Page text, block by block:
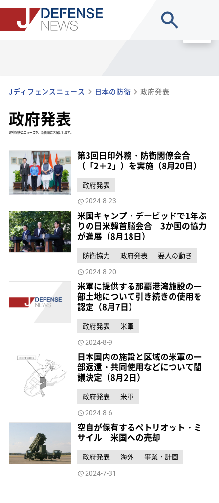
Jディフェンスニュース 日本の防衛 政府発表
政府発表
政府発表のニュースを、新着順にお届けします。
第3回日印外務・防衛閣僚会合
（「2＋2」）を実施（8月20日）
政府発表
2024-8-23
米国キャンプ・デービッドで1年ぶ
りの日米韓首脳会合 3か国の協力
が進展（8月18日）
防衛協力 政府発表 要人の動き
2024-8-20
米軍に提供する那覇港湾施設の一
部土地について引き続きの使用を
認定（8月7日）
政府発表 米軍
2024-8-9
日本国内の施設と区域の米軍の一
部返還・共同使用などについて閣
議決定（8月2日）
政府発表 米軍
2024-8-6
空自が保有するペトリオット・ミ
サイル 米国への売却
政府発表 海外 事業・計画
2024-7-31